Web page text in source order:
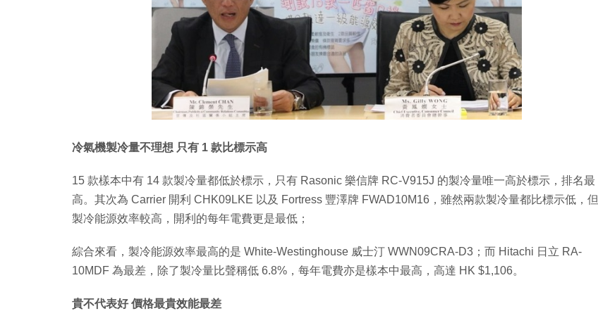
冷氣機製冷量不理想 只有 1 款比標示高
15 款樣本中有 14 款製冷量都低於標示，只有 Rasonic 樂信牌 RC-V915J 的製冷量唯一高於標示，排名最
高。其次為 Carrier 開利 CHK09LKE 以及 Fortress 豐澤牌 FWAD10M16，雖然兩款製冷量都比標示低，但
製冷能源效率較高，開利的每年電費更是最低；
綜合來看，製冷能源效率最高的是 White-Westinghouse 威士汀 WWN09CRA-D3；而 Hitachi 日立 RA-
10MDF 為最差，除了製冷量比聲稱低 6.8%，每年電費亦是樣本中最高，高達 HK $1,106。
貴不代表好 價格最貴效能最差